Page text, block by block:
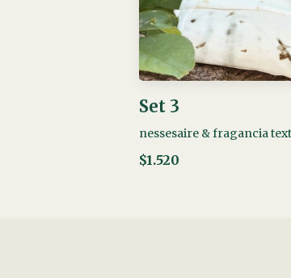
Set 3
nessesaire & fragancia
$1.520